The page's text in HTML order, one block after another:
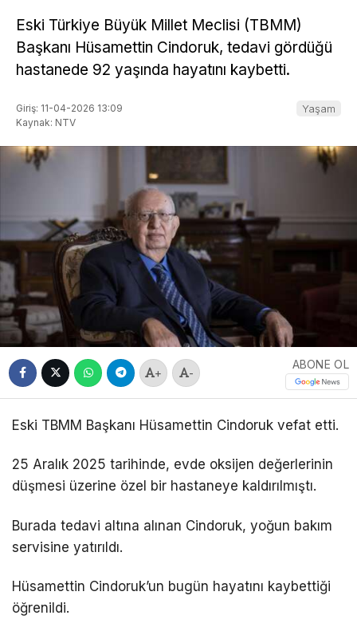
Eski Türkiye Büyük Millet Meclisi (TBMM)
Başkanı Hüsamettin Cindoruk, tedavi gördüğü
hastanede 92 yaşında hayatını kaybetti.
Giriş: 11-04-2026 13:09
Kaynak: NTV
Yaşam
+ -
ABONE OL
Eski TBMM Başkanı Hüsamettin Cindoruk vefat etti.
25 Aralık 2025 tarihinde, evde oksijen değerlerinin
düşmesi üzerine özel bir hastaneye kaldırılmıştı.
Burada tedavi altına alınan Cindoruk, yoğun bakım
servisine yatırıldı.
Hüsamettin Cindoruk’un bugün hayatını kaybettiği
öğrenildi.